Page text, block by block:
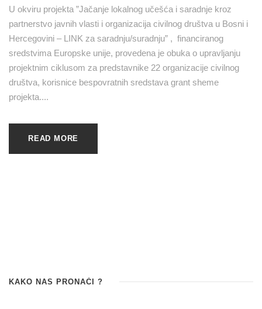
U okviru projekta ”Jačanje lokalnog učešća i saradnje kroz
partnerstvo javnih vlasti i organizacija civilnog društva u Bosni i
Hercegovini – LINK za saradnju/suradnju” , financiranog
sredstvima Europske unije, provedena je obuka o upravljanju
projektnim ciklusom za predstavnike 22 organizacije civilnog
društva, korisnice bespovratnih sredstava grant sheme
projekta....
READ MORE
KAKO NAS PRONAĆI ?